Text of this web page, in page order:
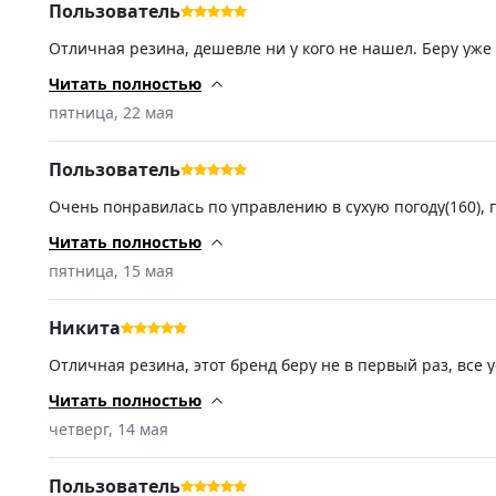
паритет у обоих резин. 6) лужи на 60-100 проходит
пиреля отходили без малого 6 сезонов. Итог: для
избытком. Для тех кто в любой непонятной ситуации
Пользователь
Отличная резина, дешевле ни у кого не нашел. Беру уже
Читать полностью
пятница, 22 мая
Пользователь
Очень понравилась по управлению в сухую
Читать полностью
пятница, 15 мая
Никита
Отличная резина, этот бренд беру не в первый раз, все
Читать полностью
четверг, 14 мая
Пользователь